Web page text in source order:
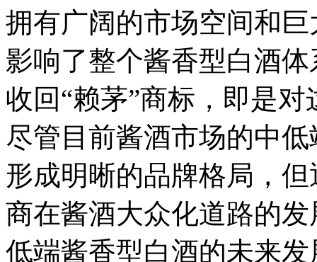
拥有广阔的市场空间和
影响了整个酱香型白酒
收回“赖茅”商标，即是
尽管目前酱酒市场的中
形成明晰的品牌格局，
商在酱酒大众化道路的
低端酱香型白酒的未来